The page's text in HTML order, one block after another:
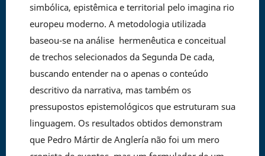
simbólica, epistêmica e territorial pelo imagina rio
europeu moderno. A metodologia utilizada
baseou-se na análise hermenêutica e conceitual
de trechos selecionados da Segunda De cada,
buscando entender na o apenas o conteúdo
descritivo da narrativa, mas também os
pressupostos epistemológicos que estruturam sua
linguagem. Os resultados obtidos demonstram
que Pedro Mártir de Anglería não foi um mero